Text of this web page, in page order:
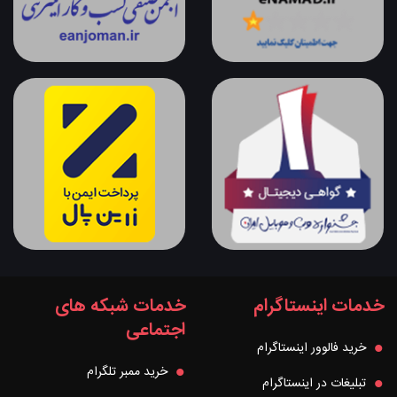
خدمات اینستاگرام
خرید فالوور اینستاگرام
تبلیغات در اینستاگرام
خدمات شبکه های
اجتماعی
خرید ممبر تلگرام